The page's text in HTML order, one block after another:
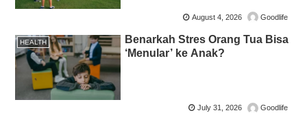
August 4, 2026 Goodlife
HEALTH
Benarkah Stres Orang Tua Bisa
‘Menular’ ke Anak?
July 31, 2026 Goodlife